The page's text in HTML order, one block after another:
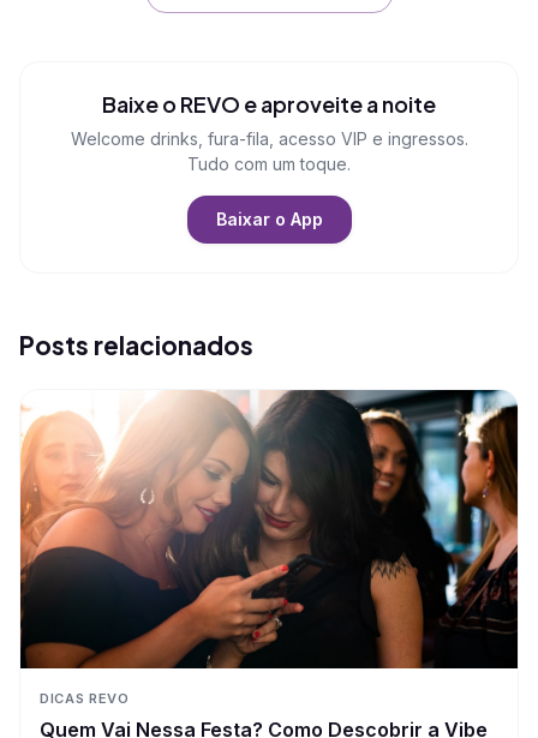
Baixe o REVO e aproveite a noite
Welcome drinks, fura-fila, acesso VIP e ingressos.
Tudo com um toque.
Baixar o App
Posts relacionados
DICAS REVO
Quem Vai Nessa Festa? Como Descobrir a Vibe